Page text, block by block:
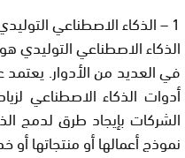
1 – الذكاء الاصطناعي التوليدي (GenAI)
الذكاء الاصطناعي التوليدي
في العديد من الأدوار.
أدوات الذكاء الاصطناعي
الشركات بإيجاد طرق لدمج
نموذج أعمالها أو منتجاتها أو